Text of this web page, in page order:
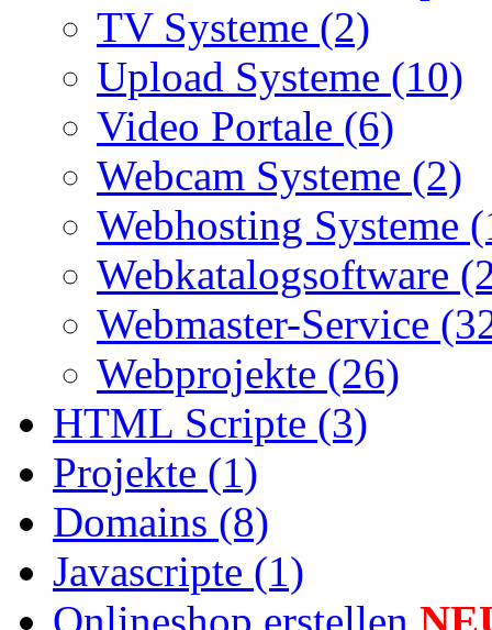
TV Systeme (2)
Upload Systeme (10)
Video Portale (6)
Webcam Systeme (2)
Webhosting Systeme
Webkatalogsoftware
Webmaster-Service
Webprojekte (26)
HTML Scripte (3)
Projekte (1)
Domains (8)
Javascripte (1)